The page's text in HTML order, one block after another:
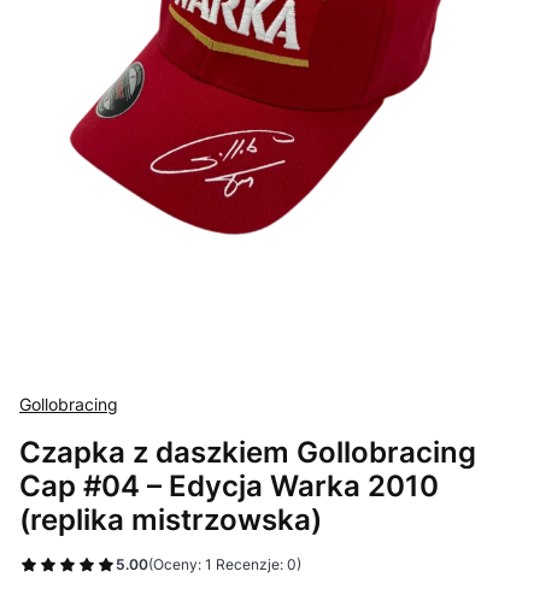
Gollobracing
Czapka z daszkiem Gollobracing
Cap #04 – Edycja Warka 2010
(replika mistrzowska)
5.00(Oceny: 1 Recenzje: 0)